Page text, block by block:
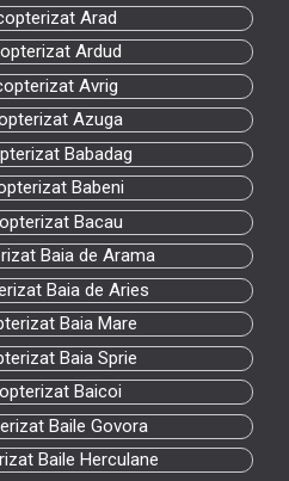
Arad
Ardud
Avrig
Azuga
Babadag
Babeni
Bacau
Baia de Arama
Baia de Aries
Baia Mare
Baia Sprie
Baicoi
Baile Govora
Baile Herculane